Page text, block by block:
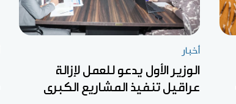
أخبار
الوزير الأول يدعو للعمل لإزالة
عراقيل تنفيذ المشاريع الكبرى